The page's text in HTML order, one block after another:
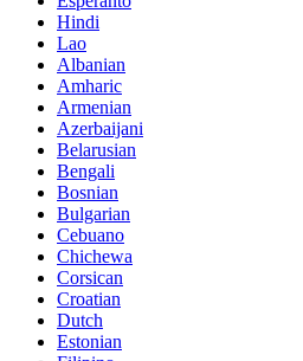
Hindi
Lao
Albanian
Amharic
Armenian
Azerbaijani
Belarusian
Bengali
Bosnian
Bulgarian
Cebuano
Chichewa
Corsican
Croatian
Dutch
Estonian